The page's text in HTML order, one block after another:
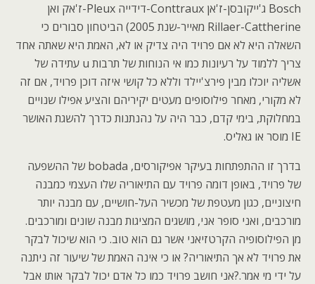
Bosch ג'ייקובסן-ז'אן Conttraux-דידייה Pleux-ז'אק ואן
Rillaer-Cattherine מאייר-שנת 2005) הביטחון סבורים כי
השאלה היא לא אם פרויד היה צדיק או לא, האמת היא שאתה אחד
צריך ללמוד על רעיונות כמו אי הנוחות של תרבות u עתידה של
אשליה יוכלו מבין פירצ'יילד וללא כל קושי איזה דוכן פרויד, אם זה
לא מקורי, מאחר פילוסופים מעטים יקיריהם והציע אפילו שנויים
במחלוקת, בימי קדם, כבר היה על נהנתנות כדרך להשגת האושר
IE מוסר או גאליס.
בדרך זו ההתפתחות בעיקר אפיקורסים, bobada של ההשפעה
של פרויד, באופן דומה פרויד עם התיאוריה שלו העצמי כמבנה
חיצוניים, כגון מעטפת של מכשיר העל-חושיים, עם מבנה יותר
מורכבים, ואני סופר אני, מושגים המציגות מבנה שונים ומורכבים.
מן הפילוסופיה הקרטזיאני אשר גם הוא טוב. כי הוא שיכול לבקר
את פרויד לא אך התיאוריה? או כי אינה האמת של שיעור זה ניתנה
על ידי מי אמר.?אני חושב פרויד כמו כל אדם יכול לבקר אותו אבל